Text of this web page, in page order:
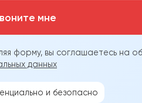
мне
форму, вы соглашаетесь на
данных
и безопасно